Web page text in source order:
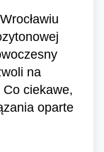
na
Co ciekawe,
oparte